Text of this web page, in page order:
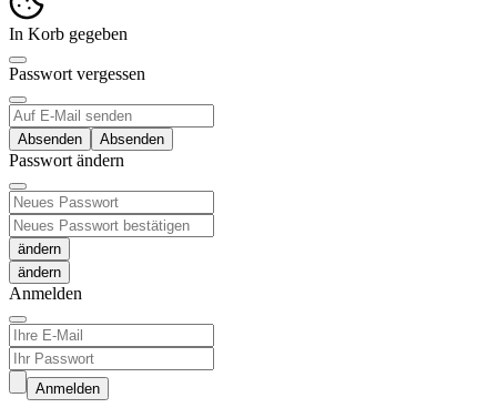
In Korb gegeben
Passwort vergessen
Absenden
Passwort ändern
ändern
Anmelden
Anmelden